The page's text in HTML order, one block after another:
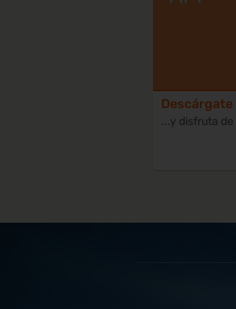
Descárgate
...y disfruta